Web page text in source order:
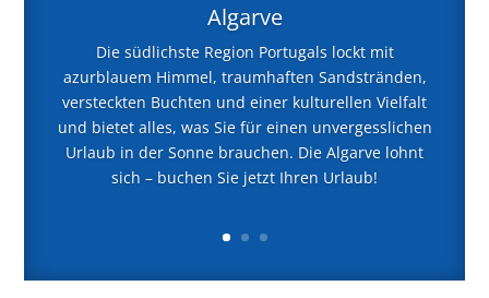
Algarve
Die südlichste Region Portugals lockt mit
azurblauem Himmel, traumhaften Sandstränden,
versteckten Buchten und einer kulturellen Vielfalt
und bietet alles, was Sie für einen unvergesslichen
Urlaub in der Sonne brauchen. Die Algarve lohnt
sich – buchen Sie jetzt Ihren Urlaub!